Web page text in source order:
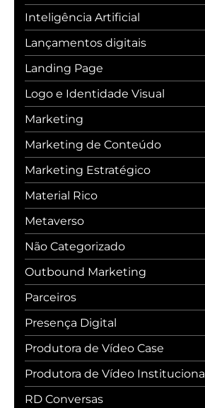
Inteligência Artificial
Lançamentos digitais
Landing Page
Logo e Identidade Visual
Marketing
Marketing de Conteúdo
Marketing Estratégico
Material Rico
Metaverso
Não Categorizado
Outbound Marketing
Parceiros
Presença Digital
Produtora de Vídeo Case
Produtora de Vídeo Institucional
RD Conversas